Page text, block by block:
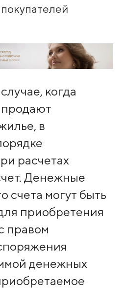
когда
в
расчетах
Денежные
счета могут быть
приобретения
правом
денежных